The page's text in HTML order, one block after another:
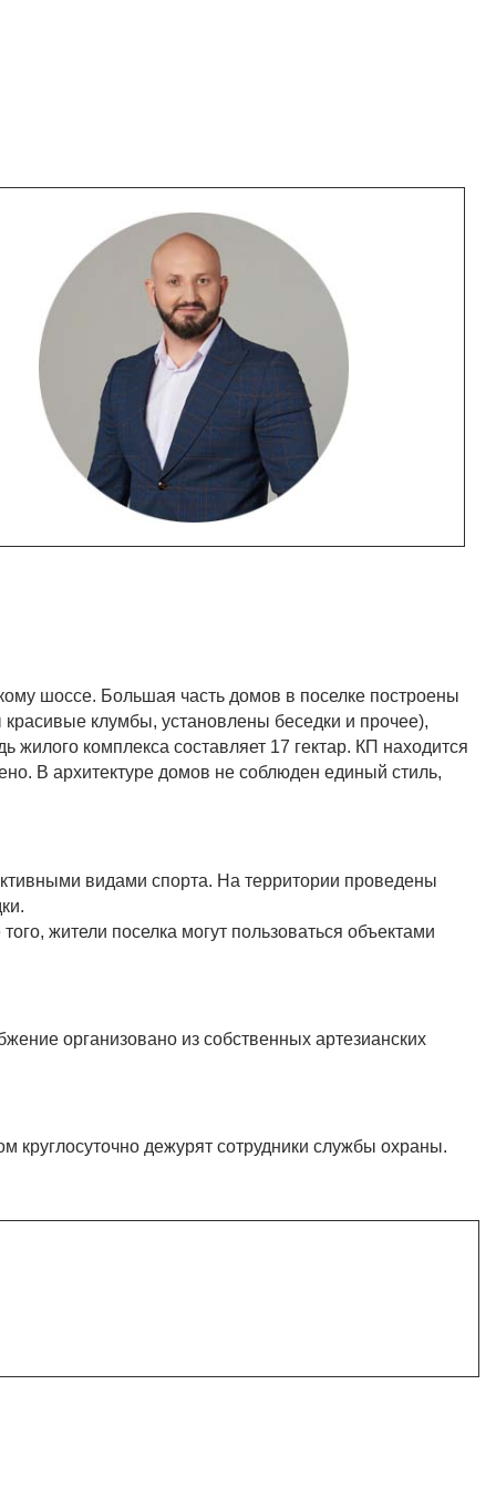
шоссе. Большая часть домов в поселке построены
клумбы, установлены беседки и прочее),
комплекса составляет 17 гектар. КП находится
В архитектуре домов не соблюден единый стиль,
видами спорта. На территории проведены
жители поселка могут пользоваться объектами
организовано из собственных артезианских
круглосуточно дежурят сотрудники службы охраны.